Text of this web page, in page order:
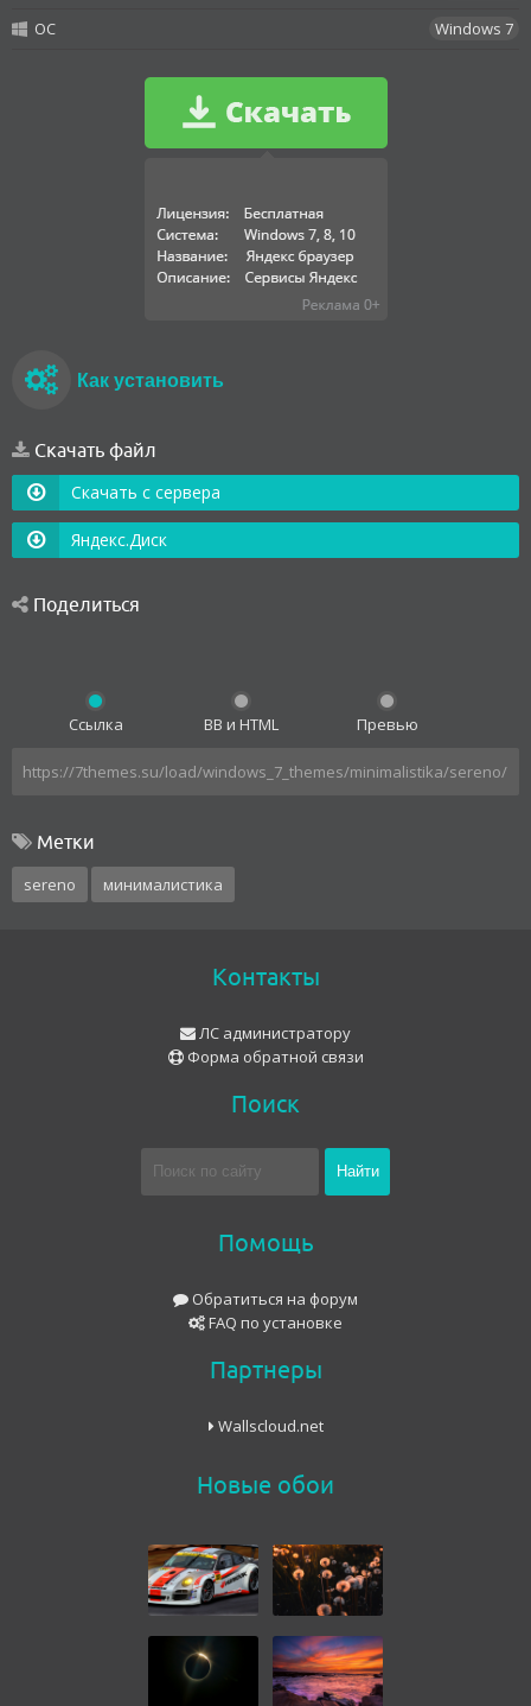
OC
Windows 7
Как установить
Скачать файл
Скачать с сервера
Яндекс.Диск
Поделиться
Ссылка BB и HTML Превью
Метки
sereno минималистика
Контакты
ЛС администратору
Форма обратной связи
Поиск
Помощь
Обратиться на форум
FAQ по установке
Партнеры
Wallscloud.net
Новые обои